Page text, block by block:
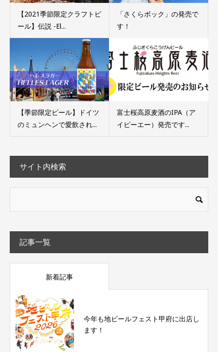
【2021季節限定クラフトビ
ール】伝説 -El...
「さくらボック」の発売で
す！
【季節限定ビール】ドイツ
のミュンヘンで愛飲され...
富士桜高原麦酒のIPA（ア
イピーエー）発売です...
サイト内検索
記事一覧
新着記事
今年も地ビールフェスト甲府に出店し
ます！